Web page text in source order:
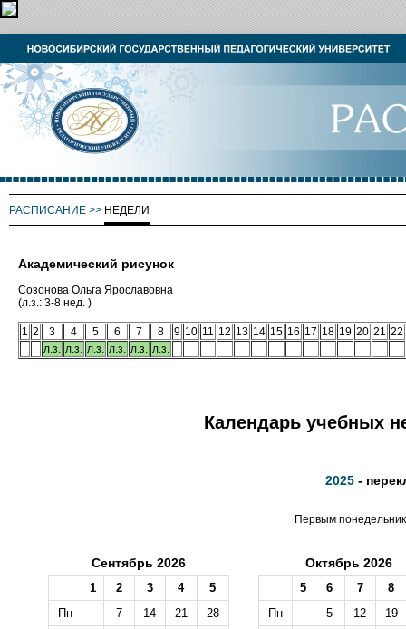
РАСПИСАНИЕ >> НЕДЕЛИ
Академический рисунок
Созонова Ольга Ярославовна
(л.з.: 3-8 нед. )
1 2 3 4 5 6 7 8 9 10 11 12 13 14 15 16 17 18 19 20 21 22
л.з. л.з. л.з. л.з. л.з. л.з.
Календарь учебных
2025 -
Первым
Сентябрь 2026
1 2 3 4
5
Пн
7 14 21
28
Октябрь 2026
5 6 7
8
Пн
5 12
19